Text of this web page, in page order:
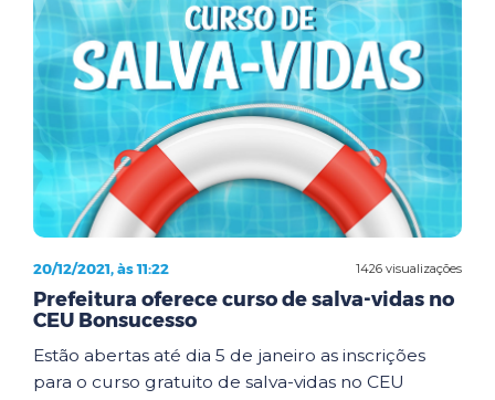
1426 visualizações
20/12/2021, às 11:22
Prefeitura oferece curso de salva-vidas no
CEU Bonsucesso
Estão abertas até dia 5 de janeiro as inscrições
para o curso gratuito de salva-vidas no CEU